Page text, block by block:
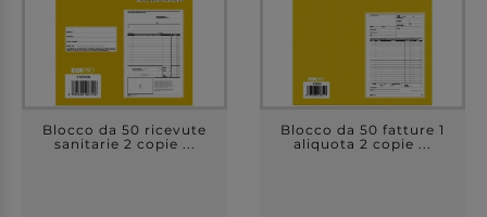
Blocco da 50 ricevute
sanitarie 2 copie ...
Blocco da 50 fatture 1
aliquota 2 copie ...